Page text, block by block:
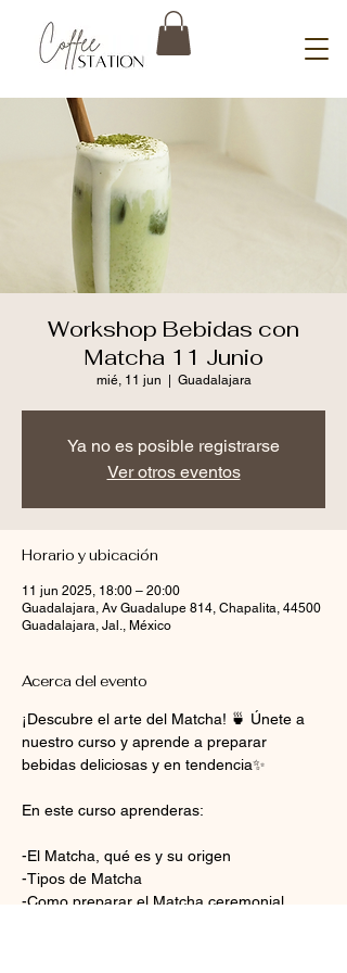
Workshop Bebidas con
Matcha 11 Junio
mié, 11 jun Guadalajara
Ya no es posible registrarse
Ver otros eventos
Horario y ubicación
11 jun 2025, 18:00 – 20:00
Guadalajara, Av Guadalupe 814, Chapalita, 44500
Guadalajara, Jal., México
Acerca del evento
¡Descubre el arte del Matcha! 🍵 Únete a
nuestro curso y aprende a preparar
bebidas deliciosas y en tendencia✨
En este curso aprenderas:
-El Matcha, qué es y su origen
-Tipos de Matcha
-Como preparar el Matcha ceremonial